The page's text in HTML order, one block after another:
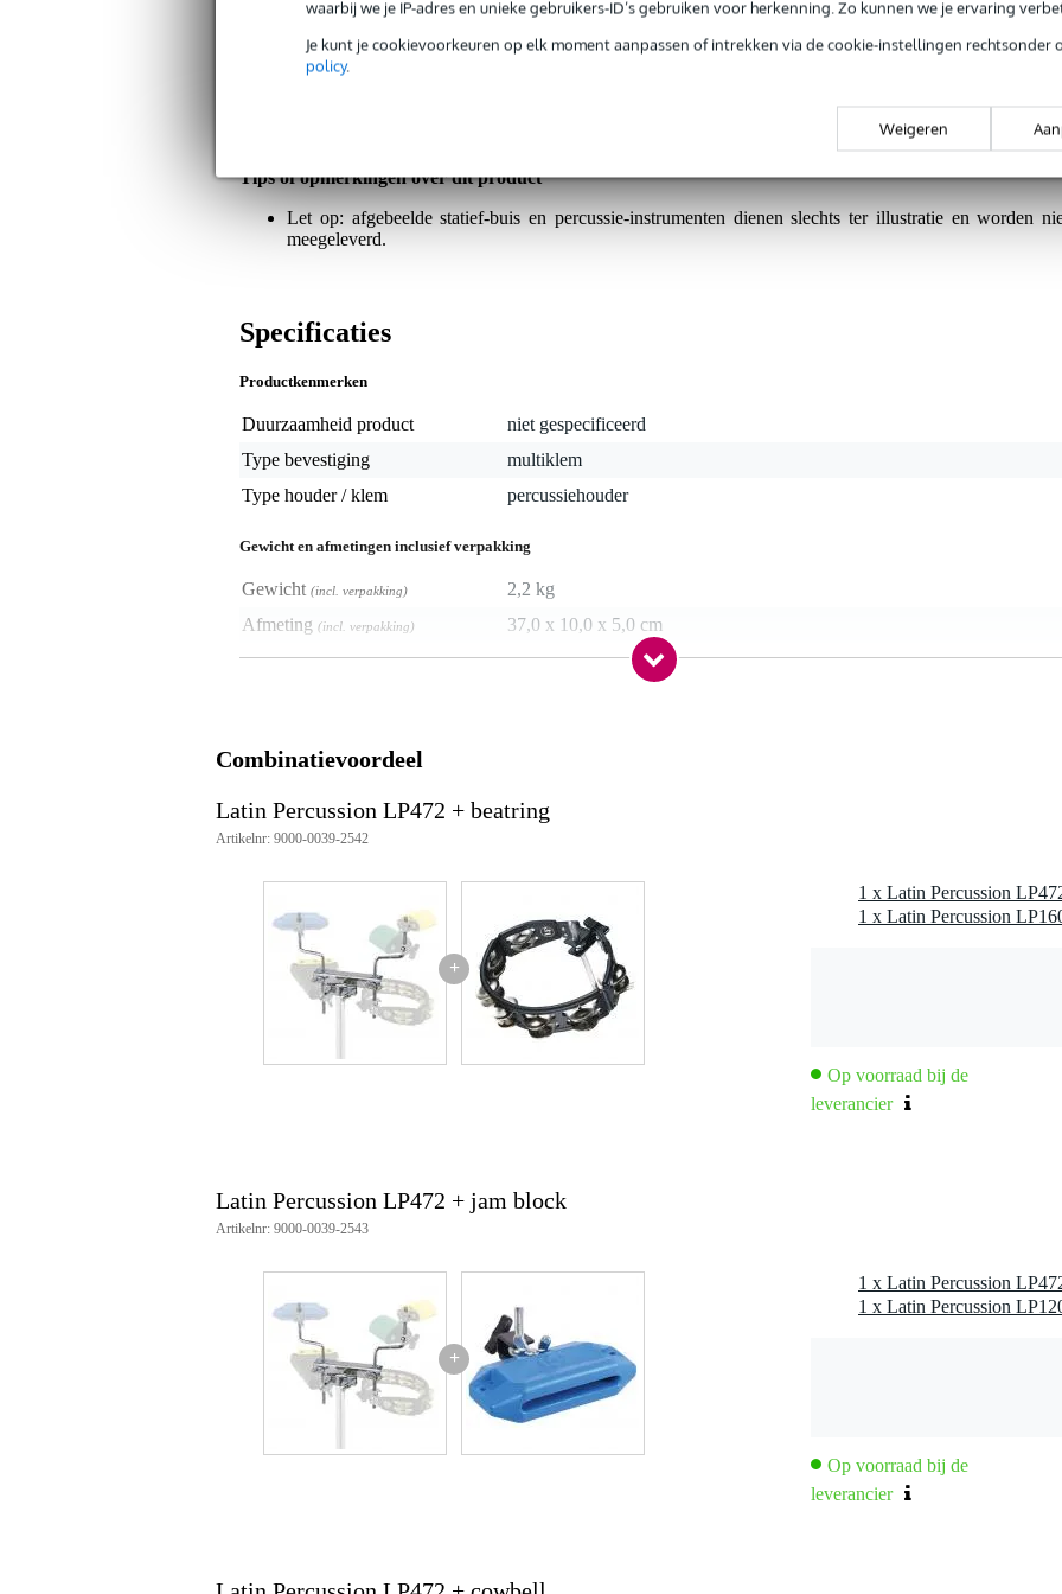
waarbij we je IP-adres en unieke gebruikers-ID’s gebruiken voor herkenning. Zo kunnen we je ervaring
Je kunt je cookievoorkeuren op elk moment aanpassen of intrekken via de cookie-instellingen rechtsonder
policy.
Weigeren
Het alom geprezen Latin Percussion doet met de Latin Percussion LP Mini Everything Rack weer
ingenieuze zet. Een zeer praktische en degelijke rack waaraan u meerdere percussie-instrumenten bevestigt,
Tips of opmerkingen over dit product
Let op: afgebeelde statief-buis en percussie-instrumenten dienen slechts ter illustratie en worden
meegeleverd.
Specificaties
Productkenmerken
Duurzaamheid product
niet gespecificeerd
Type bevestiging
multiklem
Type houder / klem
percussiehouder
Gewicht en afmetingen inclusief verpakking
Gewicht (incl. verpakking)
2,2 kg
Afmeting (incl. verpakking) 37,0 x 10,0 x 5,0 cm
breedte: 178 mm
Combinatievoordeel
Latin Percussion LP472 + beatring
Artikelnr: 9000-0039-2542
+
Op voorraad bij de
leverancier
Latin Percussion LP472 + jam block
Artikelnr: 9000-0039-2543
+
Op voorraad bij de
leverancier